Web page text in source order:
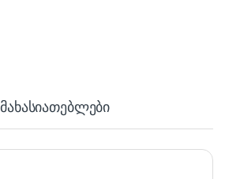
მახასიათებლები